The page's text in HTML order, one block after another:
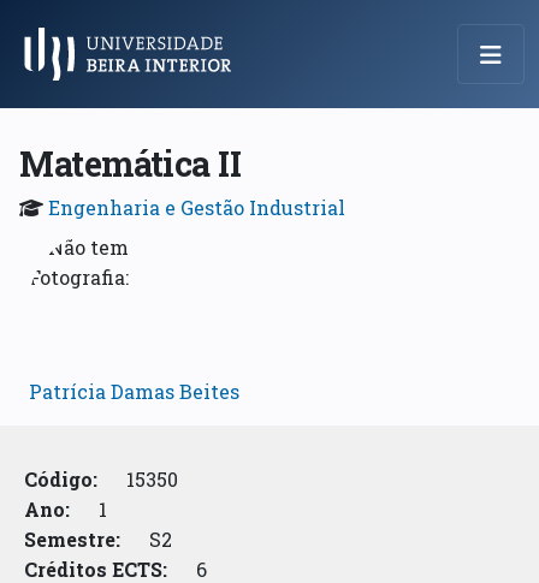
Menu Principal
Matemática II
Engenharia e Gestão Industrial
Patrícia Damas Beites
Código:
15350
Ano:
1
Semestre:
S2
Créditos ECTS:
6